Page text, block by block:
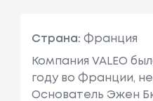
Страна: Франция
Компания VALEO
году во Франции,
Основатель Эжен